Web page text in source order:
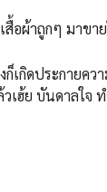
สื้อผ้าถูกๆ มาขา
กิดประกายคว
ย บันดาลใจ ท